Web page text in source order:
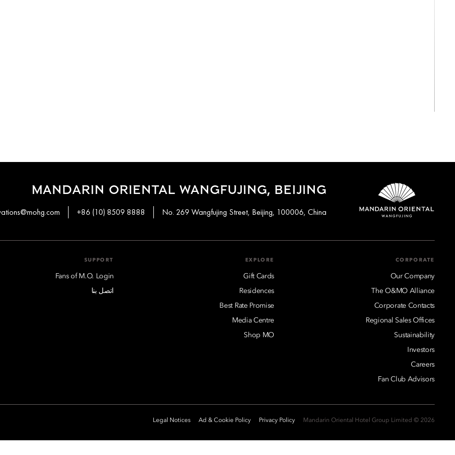
MANDARIN ORIENTAL WANGFUJING, BEIJING
No. 269 Wangfujing Street, Beijing, 100006, China
+86 (10) 8509 8888
CORPORATE
Our Company
The O&MO Alliance
Corporate Contacts
Regional Sales Offices
Sustainability
Investors
Careers
Fan Club Advisors
EXPLORE
Gift Cards
Residences
Best Rate Promise
Media Centre
Shop MO
SUPPORT
Fans of M.O. Login
اتصل بنا
2026 © Mandarin Oriental Hotel Group Limited
Privacy Policy
Ad & Cookie Policy
Legal Notices